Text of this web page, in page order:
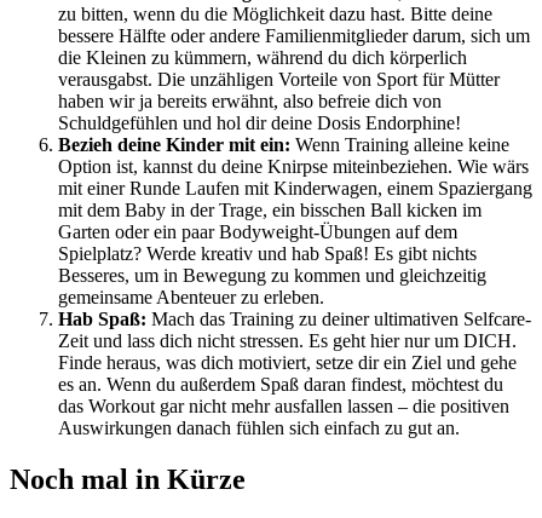
zu bitten, wenn du die Möglichkeit dazu hast. Bitte deine
bessere Hälfte oder andere Familienmitglieder darum, sich um
die Kleinen zu kümmern, während du dich körperlich
verausgabst. Die unzähligen Vorteile von Sport für Mütter
haben wir ja bereits erwähnt, also befreie dich von
Schuldgefühlen und hol dir deine Dosis Endorphine!
Bezieh deine Kinder mit ein: Wenn Training alleine keine
Option ist, kannst du deine Knirpse miteinbeziehen. Wie wärs
mit einer Runde Laufen mit Kinderwagen, einem Spaziergang
mit dem Baby in der Trage, ein bisschen Ball kicken im
Garten oder ein paar Bodyweight-Übungen auf dem
Spielplatz? Werde kreativ und hab Spaß! Es gibt nichts
Besseres, um in Bewegung zu kommen und gleichzeitig
gemeinsame Abenteuer zu erleben.
Hab Spaß: Mach das Training zu deiner ultimativen Selfcare-
Zeit und lass dich nicht stressen. Es geht hier nur um DICH.
Finde heraus, was dich motiviert, setze dir ein Ziel und gehe
es an. Wenn du außerdem Spaß daran findest, möchtest du
das Workout gar nicht mehr ausfallen lassen – die positiven
Auswirkungen danach fühlen sich einfach zu gut an.
Noch mal in Kürze